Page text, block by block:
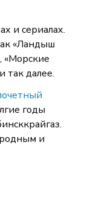
и сериалах.
«Ландыш
«Морские
так далее.
годы
и